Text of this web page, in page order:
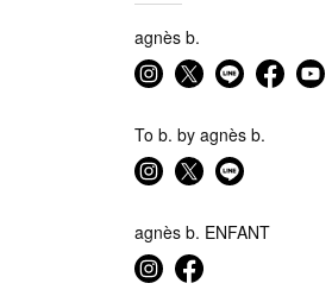
agnès b.
To b. by agnès b.
agnès b. ENFANT